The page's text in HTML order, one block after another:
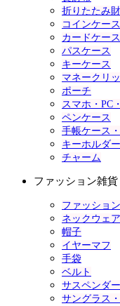
折りたたみ
コインケース
カードケース
パスケース
キーケース
マネークリ
ポーチ
スマホ・PC
ペンケース
手帳ケース
キーホルダー
チャーム
ファッション雑貨
ファッショ
ネックウェ
帽子
イヤーマフ
手袋
ベルト
サスペンダー
サングラス